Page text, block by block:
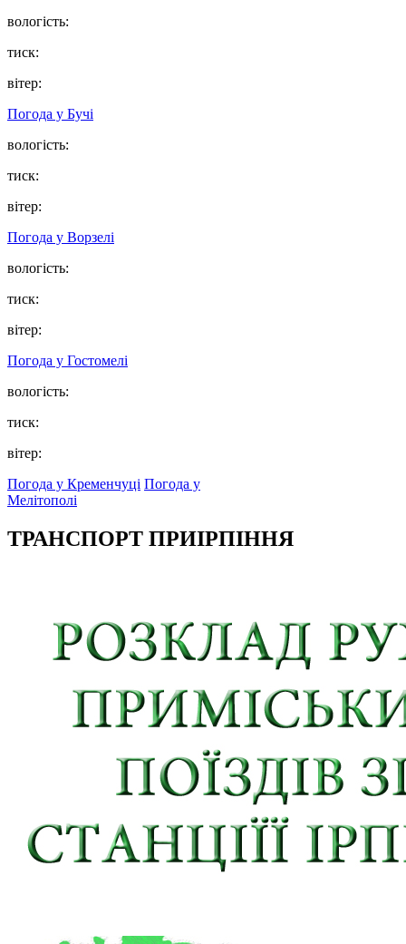
вологість:
тиск:
вітер:
Погода у Бучі
вологість:
тиск:
вітер:
Погода у Ворзелі
вологість:
тиск:
вітер:
Погода у Гостомелі
вологість:
тиск:
вітер:
Погода у Кременчуці Погода у
Мелітополі
ТРАНСПОРТ ПРИІРПІННЯ